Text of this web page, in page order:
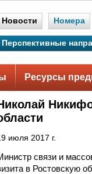
Новости Номера
Перспективные
Ресурсы
июля 2017 г.
связи и
в Ростовскую